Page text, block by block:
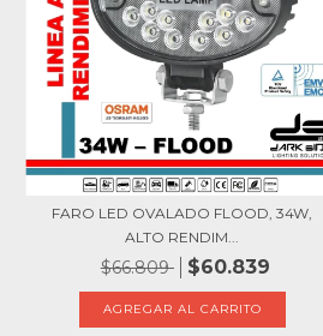
FARO LED OVALADO FLOOD, 34W,
ALTO RENDIM...
$66.809 $60.839